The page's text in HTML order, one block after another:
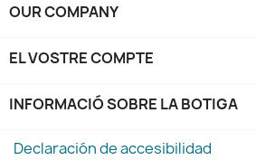
OUR COMPANY
EL VOSTRE COMPTE
INFORMACIÓ SOBRE LA BOTIGA
Declaración de accesibilidad